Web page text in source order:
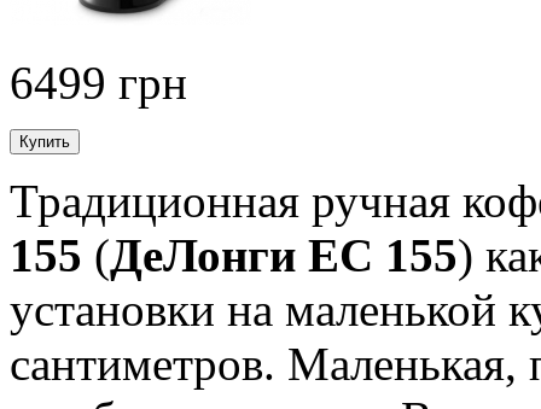
6499 грн
Традиционная ручная
155 (ДеЛонги ЕС 155)
установки на маленькой
сантиметров. Маленькая,